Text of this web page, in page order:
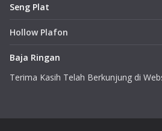
Seng Plat
Hollow Plafon
Baja Ringan
Terima Kasih Telah Berkunjung di